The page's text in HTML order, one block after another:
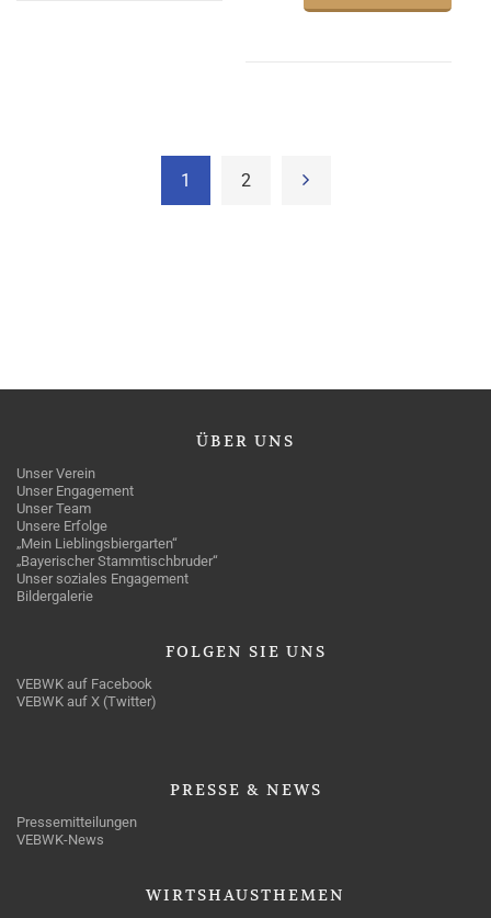
1 2
ÜBER UNS
Unser Verein
Unser Engagement
Unser Team
Unsere Erfolge
„Mein Lieblingsbiergarten“
„Bayerischer Stammtischbruder“
Unser soziales Engagement
Bildergalerie
FOLGEN SIE UNS
VEBWK auf Facebook
VEBWK auf X (Twitter)
PRESSE & NEWS
Pressemitteilungen
VEBWK-News
WIRTSHAUSTHEMEN